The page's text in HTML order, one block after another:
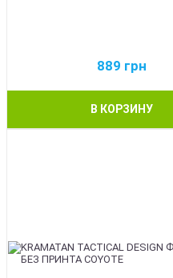
889 грн
В КОРЗИНУ